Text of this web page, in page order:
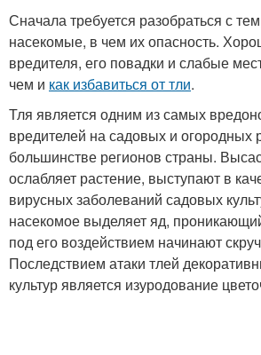
Сначала требуется разобраться с
насекомые, в чем их опасность.
вредителя, его повадки и слабые
чем и как избавиться от тли.
Тля является одним из самых
вредителей на садовых и огородных
большинстве регионов страны.
ослабляет растение, выступают в
вирусных заболеваний садовых
насекомое выделяет яд,
под его воздействием начинают
Последствием атаки тлей
культур является изуродование